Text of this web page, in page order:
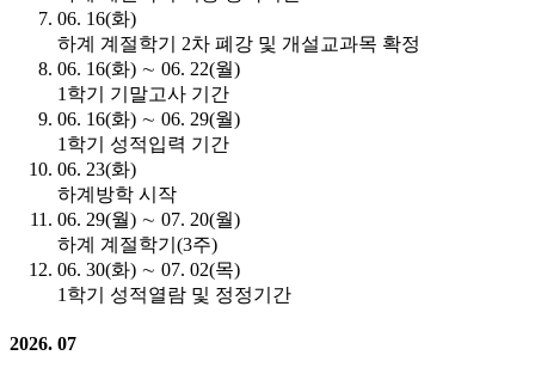
06. 16(화)
하계 계절학기 2차 폐강 및 개설교과목 확정
06. 16(화) ∼ 06. 22(월)
1학기 기말고사 기간
06. 16(화) ∼ 06. 29(월)
1학기 성적입력 기간
06. 23(화)
하계방학 시작
06. 29(월) ∼ 07. 20(월)
하계 계절학기(3주)
06. 30(화) ∼ 07. 02(목)
1학기 성적열람 및 정정기간
2026. 07